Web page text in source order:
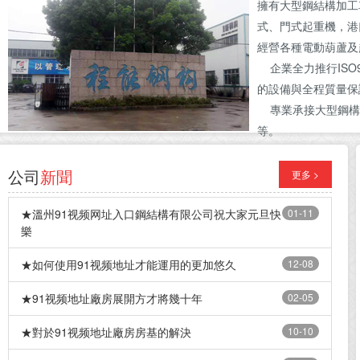
擁有大型鋼結構加
式、門式起重機，
經營各種電動葫蘆
企業全力推行
的設備與全程質量
專業承接大型鋼
等。
公司新聞 更多 >
01-11
★溫州91视频网址入口鋼結構有限公司祝大家元旦快
樂
12-08
★如何使用91视频地址才能運用的更加悠久
02-05
★91视频地址廠房展開方才將幾十年
10-10
★對於91视频地址廠房房基的解決